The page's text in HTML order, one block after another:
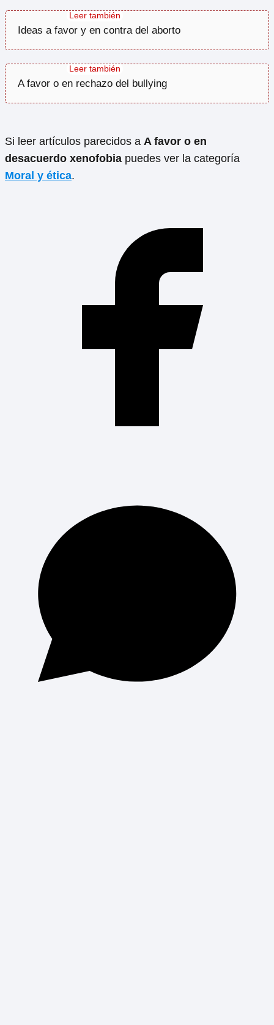
Ideas a favor y en contra del aborto
A favor o en rechazo del bullying
Si leer artículos parecidos a A favor o en
desacuerdo xenofobia puedes ver la categoría
Moral y ética.